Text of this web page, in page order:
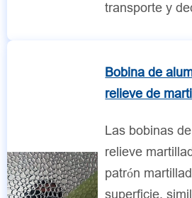
transporte y
Bobina de
relieve de
Las bobinas
relieve
patrón
superficie,